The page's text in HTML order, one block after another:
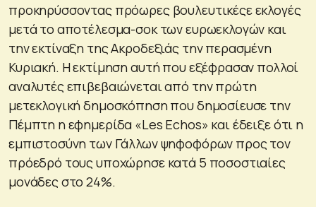
προκηρύσσοντας πρόωρες βουλευτικέςε εκλογές
μετά το αποτέλεσμα-σοκ των ευρωεκλογών και
την εκτίναξη της Ακροδεξιάς την περασμένη
Κυριακή. Η εκτίμηση αυτή που εξέφρασαν πολλοί
αναλυτές επιβεβαιώνεται από την πρώτη
μετεκλογική δημοσκόπηση που δημοσίευσε την
Πέμπτη η εφημερίδα «Les Echos» και έδειξε ότι η
εμπιστοσύνη των Γάλλων ψηφοφόρων προς τον
πρόεδρό τους υποχώρησε κατά 5 ποσοστιαίες
μονάδες στο 24%.